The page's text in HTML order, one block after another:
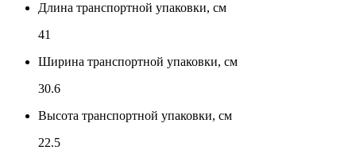
Длина транспортной упаковки, см
41
Ширина транспортной упаковки, см
30.6
Высота транспортной упаковки, см
22.5